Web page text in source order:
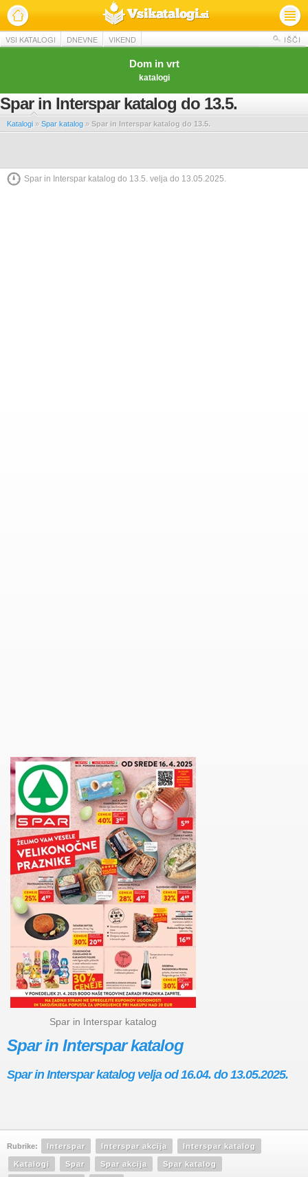
VSI KATALOGI DNEVNE VIKEND IŠČI
Dom in vrt
katalogi
Spar in Interspar katalog do 13.5.
Katalogi » Spar katalog » Spar in Interspar katalog do 13.5.
Spar in Interspar katalog do 13.5. velja do 13.05.2025.
Spar in Interspar katalog
Spar in Interspar katalog
Spar in Interspar katalog velja od 16.04. do 13.05.2025.
Rubrike: Interspar Interspar akcija Interspar katalog
Katalogi Spar Spar akcija Spar katalog